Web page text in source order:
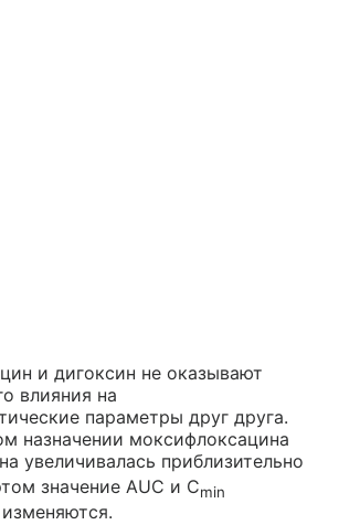
и дигоксин не оказывают
влияния на
параметры друг друга.
назначении моксифлоксацина
увеличивалась приблизительно
значение AUC и Cmin